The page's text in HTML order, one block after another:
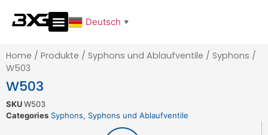
Deutsch ▼
Home / Produkte / Syphons und Ablaufventile / Syphons /
W503
W503
SKUW503
Categories Syphons, Syphons und Ablaufventile